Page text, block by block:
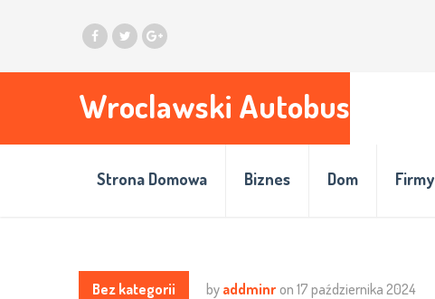
Wroclawski Autobus
Strona Domowa Biznes Dom Firmy
Bez kategorii by addminr on 17 października 2024